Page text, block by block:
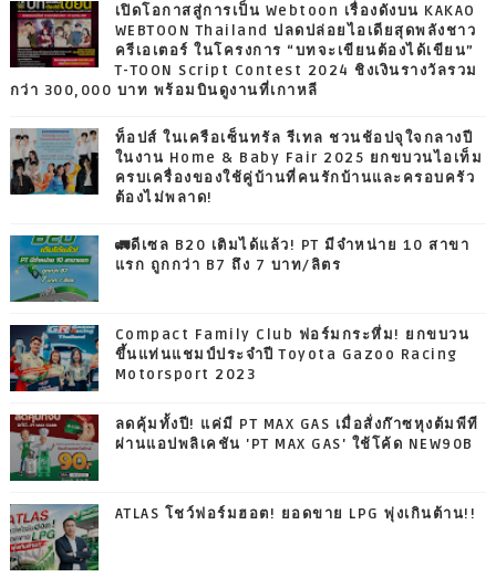
เปิดโอกาสสู่การเป็น Webtoon เรื่องดังบน KAKAO
WEBTOON Thailand ปลดปล่อยไอเดียสุดพลังชาว
ครีเอเตอร์ ในโครงการ “บทจะเขียนต้องได้เขียน”
T-TOON Script Contest 2024 ชิงเงินรางวัลรวม
กว่า 300,000 บาท พร้อมบินดูงานที่เกาหลี
ท็อปส์ ในเครือเซ็นทรัล รีเทล ชวนช้อปจุใจกลางปี
ในงาน Home & Baby Fair 2025 ยกขบวนไอเท็ม
ครบเครื่องของใช้คู่บ้านที่คนรักบ้านและครอบครัว
ต้องไม่พลาด!
🚛ดีเซล B20 เติมได้แล้ว! PT มีจำหน่าย 10 สาขา
แรก ถูกกว่า B7 ถึง 7 บาท/ลิตร
Compact Family Club ฟอร์มกระหึ่ม! ยกขบวน
ขึ้นแท่นแชมป์ประจำปี Toyota Gazoo Racing
Motorsport 2023
ลดคุ้มทั้งปี! แค่มี PT MAX GAS เมื่อสั่งก๊าซหุงต้มพีที
ผ่านแอปพลิเคชัน 'PT MAX GAS' ใช้โค้ด NEW90B
ATLAS โชว์ฟอร์มฮอต! ยอดขาย LPG พุ่งเกินต้าน!!